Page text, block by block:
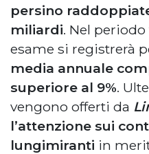
persino
miliardi. Nel
esame si registrerà
media annuale
superiore al 9%.
vengono offerti da
l’attenzione sui
lungimiranti in